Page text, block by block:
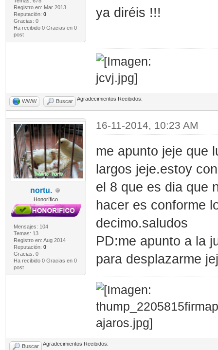
Registro en: Mar 2013
Reputación: 0
Gracias: 0
Ha recibido 0 Gracias en 0
post
ya diréis !!!
WWW Buscar Agradecimientos Recibidos:
nortu.
Honorífico
Mensajes: 104
Temas: 13
Registro en: Aug 2014
Reputación: 0
Gracias: 0
Ha recibido 0 Gracias en 0
post
16-11-2014, 10:23 AM
me apunto jeje que
largos jeje.estoy
el 8 que es dia que
hacer es conforme
decimo.saludos
PD:me apunto a la
para desplazarme
Buscar Agradecimientos Recibidos: